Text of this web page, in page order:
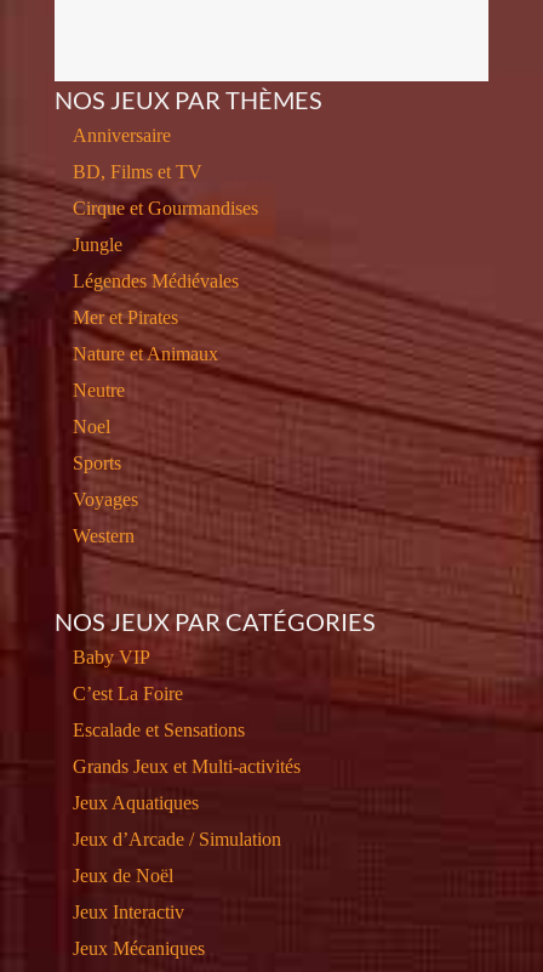
NOS JEUX PAR THÈMES
Anniversaire
BD, Films et TV
Cirque et Gourmandises
Jungle
Légendes Médiévales
Mer et Pirates
Nature et Animaux
Neutre
Noel
Sports
Voyages
Western
NOS JEUX PAR CATÉGORIES
Baby VIP
C’est La Foire
Escalade et Sensations
Grands Jeux et Multi-activités
Jeux Aquatiques
Jeux d’Arcade / Simulation
Jeux de Noël
Jeux Interactiv
Jeux Mécaniques